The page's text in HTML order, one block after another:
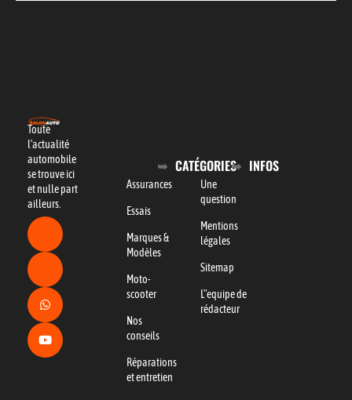
Toute
l’actualité
automobile
se trouve ici
et nulle part
ailleurs.
CATÉGORIES
Assurances
Essais
Marques &
Modèles
Moto-
scooter
Nos
conseils
Réparations
et entretien
INFOS
Une
question
Mentions
légales
Sitemap
L"equipe de
rédacteur